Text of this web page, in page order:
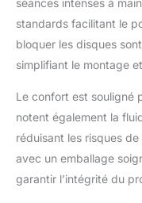
séances intenses à
standards facilitant le
bloquer les disques
simplifiant le montage
Le confort est souligné
notent également la
réduisant les risques
avec un emballage
garantir l’intégrité du